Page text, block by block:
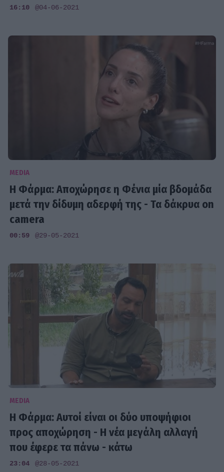
16:10 @04-06-2021
MEDIA
Η Φάρμα: Αποχώρησε η Φένια μία βδομάδα
μετά την δίδυμη αδερφή της - Τα δάκρυα on
camera
00:59 @29-05-2021
MEDIA
Η Φάρμα: Αυτοί είναι οι δύο υποψήφιοι
προς αποχώρηση - Η νέα μεγάλη αλλαγή
που έφερε τα πάνω - κάτω
23:04 @28-05-2021